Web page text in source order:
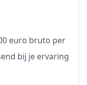
euro bruto per
bij je ervaring